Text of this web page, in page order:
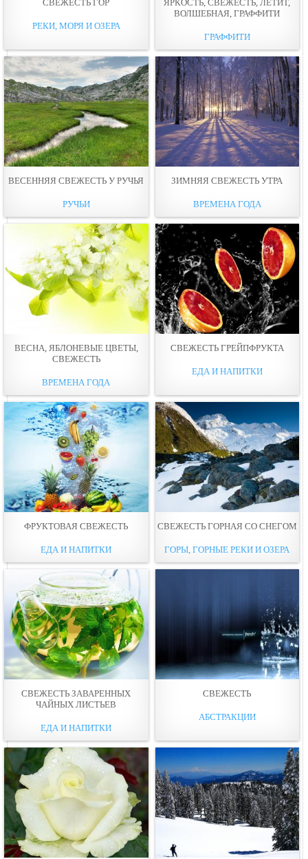
СВЕЖЕСТЬ ГОР
РЕКИ, МОРЯ И ОЗЕРА
ЯРКОСТЬ, СВЕЖЕСТЬ, ЛЕТИТ,
ВОЛШЕБНАЯ, ГРАФФИТИ
ГРАФФИТИ
ВЕСЕННЯЯ СВЕЖЕСТЬ У РУЧЬЯ
РУЧЬИ
ЗИМНЯЯ СВЕЖЕСТЬ УТРА
ВРЕМЕНА ГОДА
ВЕСНА, ЯБЛОНЕВЫЕ ЦВЕТЫ,
СВЕЖЕСТЬ
ВРЕМЕНА ГОДА
СВЕЖЕСТЬ ГРЕЙПФРУКТА
ЕДА И НАПИТКИ
ФРУКТОВАЯ СВЕЖЕСТЬ
ЕДА И НАПИТКИ
СВЕЖЕСТЬ ГОРНАЯ СО СНЕГОМ
ГОРЫ, ГОРНЫЕ РЕКИ И ОЗЕРА
СВЕЖЕСТЬ ЗАВАРЕННЫХ
ЧАЙНЫХ ЛИСТЬЕВ
ЕДА И НАПИТКИ
СВЕЖЕСТЬ
АБСТРАКЦИИ